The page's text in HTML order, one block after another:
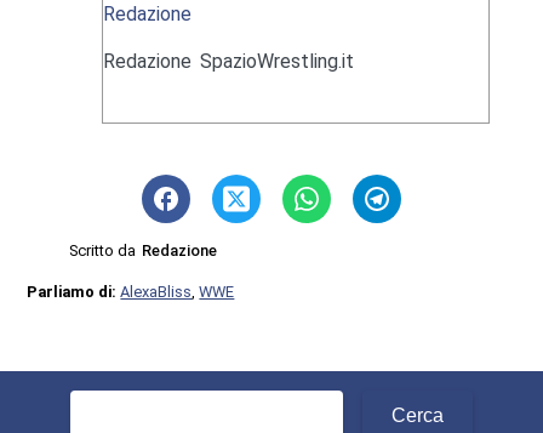
Redazione
Redazione SpazioWrestling.it
Scritto da Redazione
Parliamo di:AlexaBliss ,WWE